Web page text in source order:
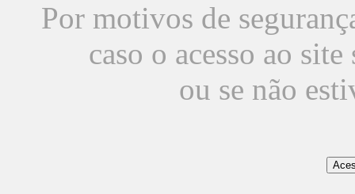
Por motivos de
caso o acesso ao
ou se não